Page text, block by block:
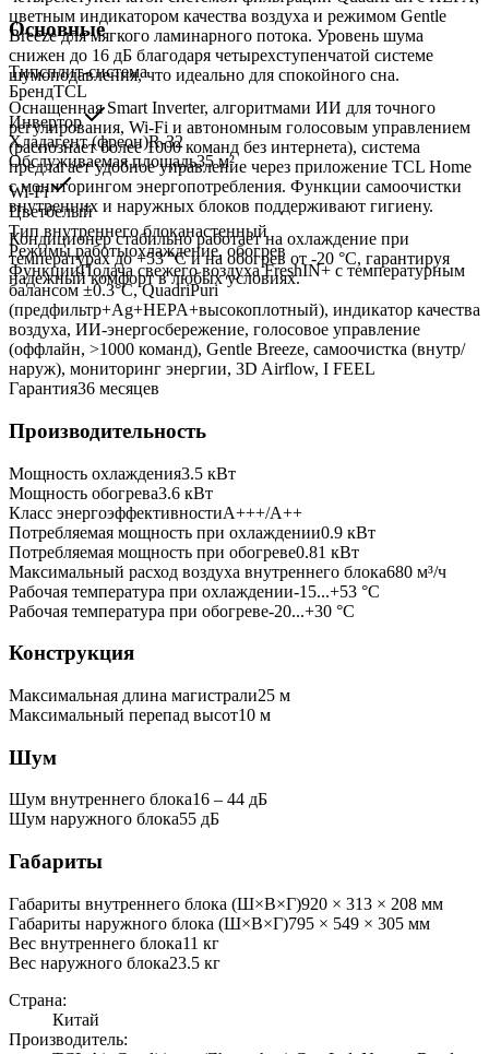
цветным индикатором качества воздуха и режимом Gentle
Breeze для мягкого ламинарного потока. Уровень шума
снижен до 16 дБ благодаря четырехступенчатой системе
шумоподавления, что идеально для спокойного сна.
Оснащенная Smart Inverter, алгоритмами ИИ для точного
регулирования, Wi-Fi и автономным голосовым управлением
(распознает более 1000 команд без интернета), система
предлагает удобное управление через приложение TCL Home
с мониторингом энергопотребления. Функции самоочистки
внутренних и наружных блоков поддерживают гигиену.
Кондиционер стабильно работает на охлаждение при
температурах до +53 °C и на обогрев от -20 °C, гарантируя
надежный комфорт в любых условиях.
Основные
Типсплит-система
БрендTCL
Инвертор
Хладагент (фреон)R-32
Обслуживаемая площадь35м²
Wi-Fi
Цветбелый
Тип внутреннего блоканастенный
Режимы работыохлаждение, обогрев
ФункцииПодача свежего воздуха FreshIN+ с температурным
балансом ±0.3°C, QuadriPuri
(предфильтр+Ag+HEPA+высокоплотный), индикатор качества
воздуха, ИИ-энергосбережение, голосовое управление
(оффлайн, >1000 команд), Gentle Breeze, самоочистка (внутр/
наруж), мониторинг энергии, 3D Airflow, I FEEL
Гарантия36 месяцев
Производительность
Мощность охлаждения3.5 кВт
Мощность обогрева3.6 кВт
Класс энергоэффективностиA+++/A++
Потребляемая мощность при охлаждении0.9 кВт
Потребляемая мощность при обогреве0.81 кВт
Максимальный расход воздуха внутреннего блока680 м³/ч
Рабочая температура при охлаждении-15...+53 °C
Рабочая температура при обогреве-20...+30 °C
Конструкция
Максимальная длина магистрали25 м
Максимальный перепад высот10 м
Шум
Шум внутреннего блока16 ‒ 44 дБ
Шум наружного блока55 дБ
Габариты
Габариты внутреннего блока (Ш×В×Г)920 × 313 × 208 мм
Габариты наружного блока (Ш×В×Г)795 × 549 × 305 мм
Вес внутреннего блока11 кг
Вес наружного блока23.5 кг
Страна:
Китай
Производитель: